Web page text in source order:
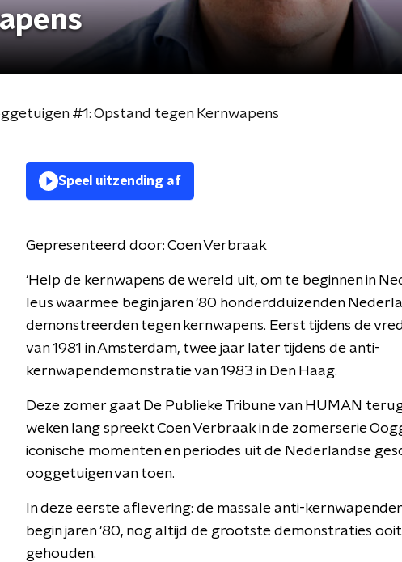
#1: Opstand tegen Kernwapens
Speel uitzending af
Gepresenteerd door: Coen Verbraak
'Help de kernwapens de wereld uit, om te beginnen in
leus waarmee begin jaren '80 honderdduizenden
demonstreerden tegen kernwapens. Eerst tijdens de
van 1981 in Amsterdam, twee jaar later tijdens de anti-
kernwapendemonstratie van 1983 in Den Haag.
Deze zomer gaat De Publieke Tribune van HUMAN
weken lang spreekt Coen Verbraak in de zomerserie
iconische momenten en periodes uit de Nederlandse
ooggetuigen van toen.
In deze eerste aflevering: de massale anti-
begin jaren '80, nog altijd de grootste demonstraties
gehouden.